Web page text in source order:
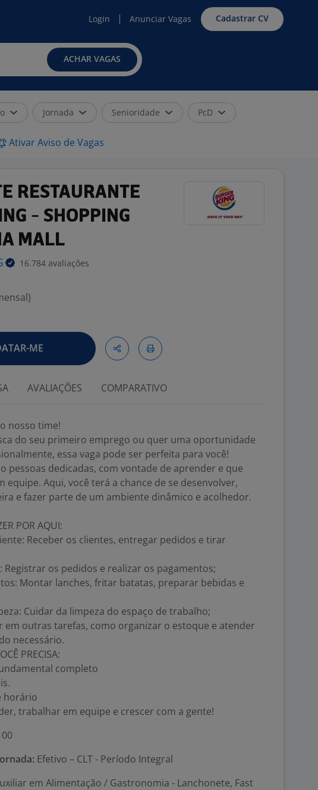
Login Anunciar Vagas Cadastrar CV
ACHAR VAGAS
Jornada Senioridade PcD
Ativar Aviso de Vagas
RESTAURANTE
- SHOPPING
MALL
16.784 avaliações
ME
AVALIAÇÕES COMPARATIVO
nosso time!
do seu primeiro emprego ou quer uma oportunidade
essa vaga pode ser perfeita para você!
pessoas dedicadas, com vontade de aprender e que
equipe. Aqui, você terá a chance de se desenvolver,
e fazer parte de um ambiente dinâmico e acolhedor.
POR AQUI:
Receber os clientes, entregar pedidos e tirar
Registrar os pedidos e realizar os pagamentos;
Montar lanches, fritar batatas, preparar bebidas e
Cuidar da limpeza do espaço de trabalho;
em outras tarefas, como organizar o estoque e atender
necessário.
PRECISA:
completo
horário
trabalhar em equipe e crescer com a gente!
Efetivo – CLT - Período Integral
em Alimentação / Gastronomia - Lanchonete, Fast